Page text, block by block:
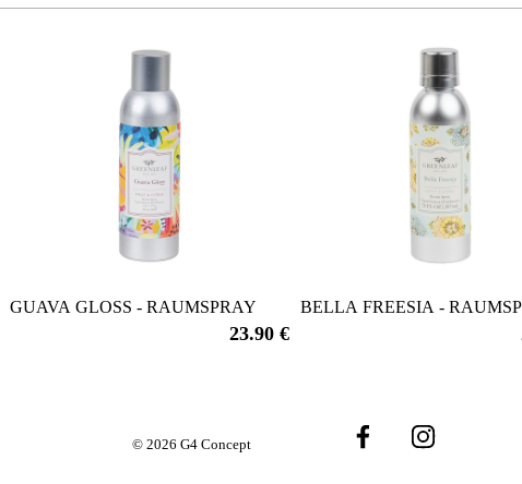
GUAVA GLOSS - RAUMSPRAY
23.90 €
BELLA FREESIA -
© 2026 G4 Concept